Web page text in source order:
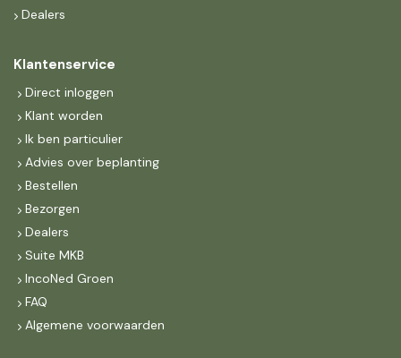
Dealers
Klantenservice
Direct inloggen
Klant worden
Ik ben particulier
Advies over beplanting
Bestellen
Bezorgen
Dealers
Suite MKB
IncoNed Groen
FAQ
Algemene voorwaarden